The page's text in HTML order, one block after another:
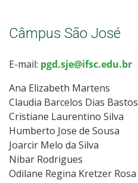
Câmpus São José
E-mail: pgd.sje@ifsc.edu.br
Ana Elizabeth Martens
Claudia Barcelos Dias Bastos
Cristiane Laurentino Silva
Humberto Jose de Sousa
Joarcir Melo da Silva
Nibar Rodrigues
Odilane Regina Kretzer Rosa